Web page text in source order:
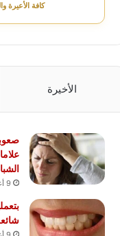
كافة الأعيرة
الأخيرة
9 أغسطس، 2026